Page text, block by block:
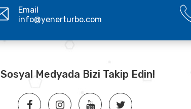
Email
info@yenerturbo.com
Sosyal Medyada Bizi Takip Edin!